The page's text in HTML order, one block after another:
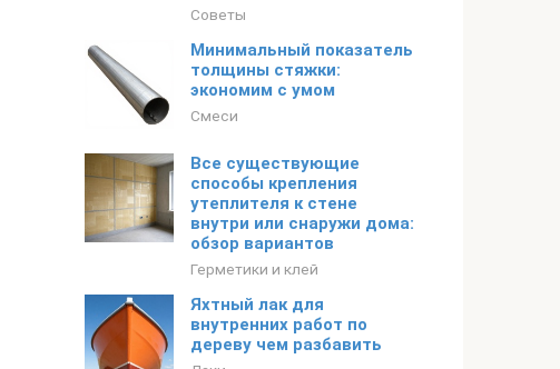
Советы
Минимальный показатель
толщины стяжки:
экономим с умом
Смеси
Все существующие
способы крепления
утеплителя к стене
внутри или снаружи дома:
обзор вариантов
Герметики и клей
Яхтный лак для
внутренних работ по
дереву чем разбавить